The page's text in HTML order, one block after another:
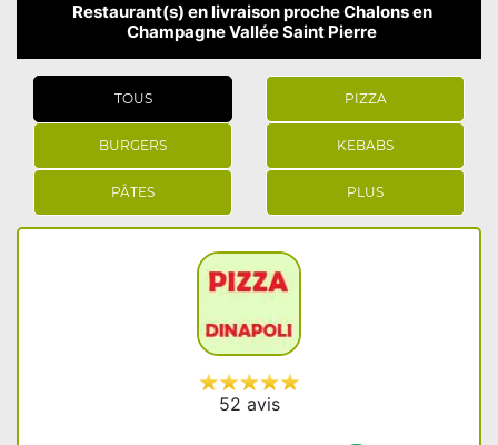
Restaurant(s) en livraison proche Chalons en
Champagne Vallée Saint Pierre
TOUS PIZZA
BURGERS KEBABS
PÂTES PLUS
52 avis